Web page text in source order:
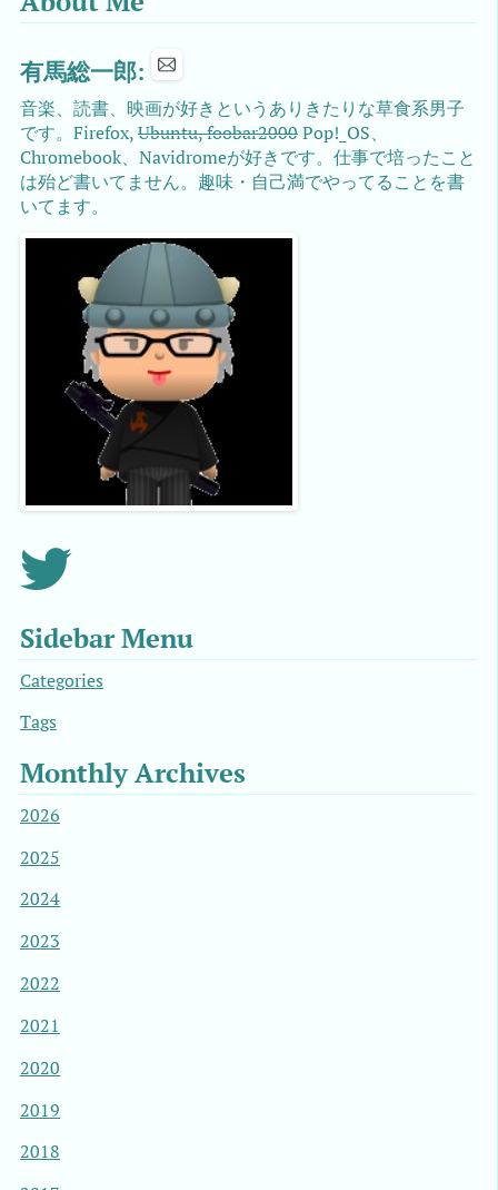
有馬総一郎:
音楽、読書、映画が好きというありきたりな草食系男子
です。Firefox,Ubuntu, foobar2000Pop!_OS、
Chromebook、Navidromeが好きです。仕事で培ったこと
は殆ど書いてません。趣味・自己満でやってることを書
いてます。
Sidebar Menu
Categories
Tags
Monthly Archives
2026
2025
2024
2023
2022
2021
2020
2019
2018